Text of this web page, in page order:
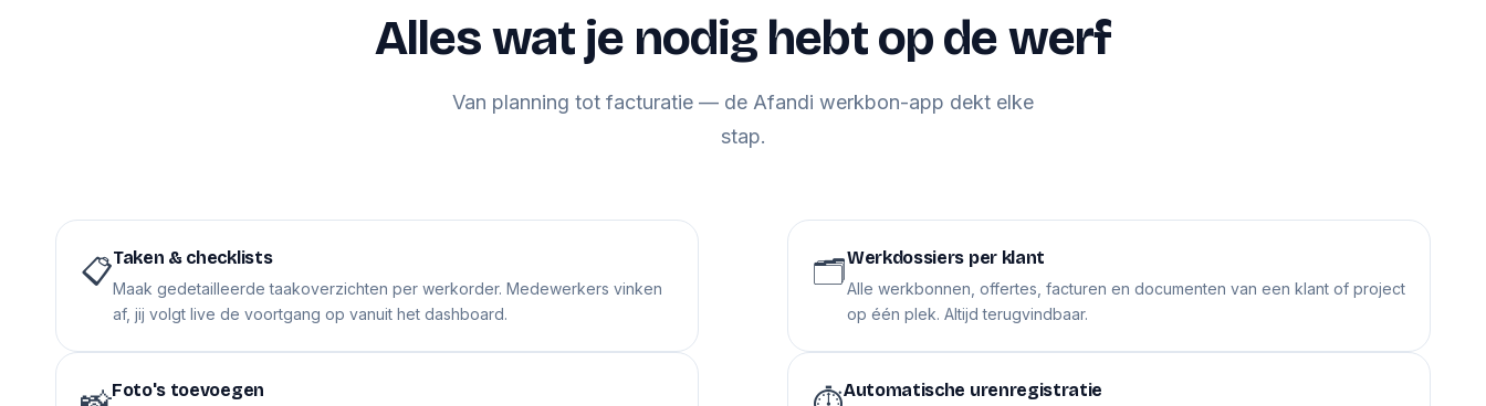
Alles wat je nodig hebt op de werf
Van planning tot facturatie — de Afandi werkbon-app dekt elke
stap.
📋Taken & checklists
Maak gedetailleerde taakoverzichten per werkorder. Medewerkers vinken
af, jij volgt live de voortgang op vanuit het dashboard.
Foto's toevoegen
🗂️Werkdossiers per klant
Alle werkbonnen, offertes, facturen en documenten van een klant of project
op één plek. Altijd terugvindbaar.
Automatische urenregistratie